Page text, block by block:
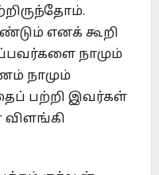
எனக் கூறி
நாமும்
நாமும்
பற்றி இவர்கள்